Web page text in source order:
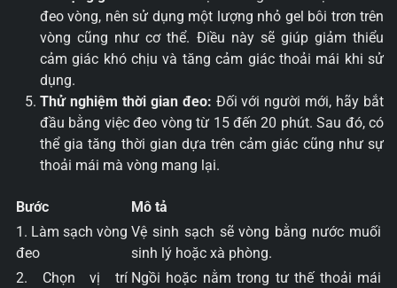
đeo vòng, nên sử dụng một lượng nhỏ gel bôi trơn trên
vòng cũng như cơ thể. Điều này sẽ giúp giảm thiểu
cảm giác khó chịu và tăng cảm giác thoải mái khi sử
dụng.
Thử nghiệm thời gian đeo: Đối với người mới, hãy bắt
đầu bằng việc đeo vòng từ 15 đến 20 phút. Sau đó, có
thể gia tăng thời gian dựa trên cảm giác cũng như sự
thoải mái mà vòng mang lại.
Bước
Mô tả
1. Làm sạch vòng
đeo
Vệ sinh sạch sẽ vòng bằng nước muối
sinh lý hoặc xà phòng.
2. Chọn vị trí Ngồi hoặc nằm trong tư thế thoải mái